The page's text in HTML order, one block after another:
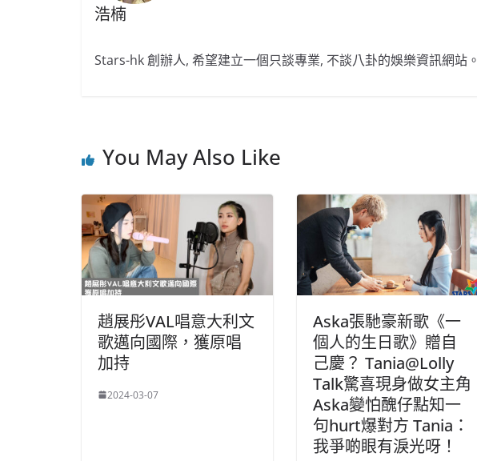
浩楠
Stars-hk 創辦人, 希望建立一個只談專業, 不談八卦的娛樂資訊網站。
You May Also Like
趙展彤VAL唱意大利文
歌邁向國際，獲原唱
加持
2024-03-07
Aska張馳豪新歌《一
個人的生日歌》贈自
己慶？ Tania@Lolly
Talk驚喜現身做女主角
Aska變怕醜仔點知一
句hurt爆對方 Tania：
我爭啲眼有淚光呀！